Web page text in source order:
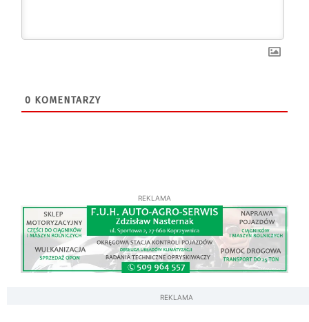
0 KOMENTARZY
REKLAMA
REKLAMA